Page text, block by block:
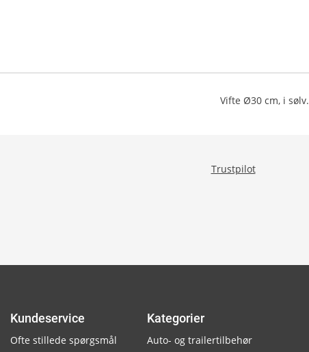
Vifte Ø30 cm, i sølv.
Trustpilot
Kundeservice
Ofte stillede spørgsmål
Kategorier
Auto- og trailertilbehør